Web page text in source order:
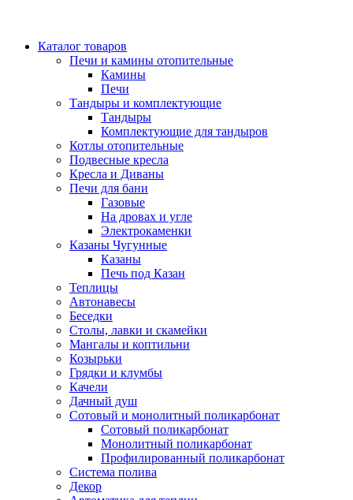
Каталог товаров
Печи и камины отопительные
Камины
Печи
Тандыры и комплектующие
Тандыры
Комплектующие для тандыров
Котлы отопительные
Подвесные кресла
Кресла и Диваны
Печи для бани
Газовые
На дровах и угле
Электрокаменки
Казаны Чугунные
Казаны
Печь под Казан
Теплицы
Автонавесы
Беседки
Столы, лавки и скамейки
Мангалы и коптильни
Козырьки
Грядки и клумбы
Качели
Дачный душ
Сотовый и монолитный поликарбонат
Сотовый поликарбонат
Монолитный поликарбонат
Профилированный поликарбонат
Система полива
Декор